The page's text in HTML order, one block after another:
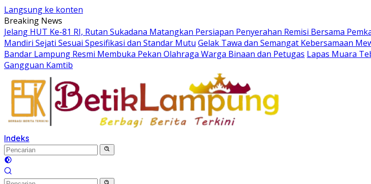
Langsung ke konten
Breaking News
Jelang HUT Ke-81 RI, Rutan Sukadana Matangkan Persiapan Penyerahan Remisi Bersama
Mandiri Sejati Sesuai Spesifikasi dan Standar Mutu Gelak Tawa dan Semangat Kebersamaan
Bandar Lampung Resmi Membuka Pekan Olahraga Warga Binaan dan Petugas Lapas Muara
Gangguan Kamtib
Indeks